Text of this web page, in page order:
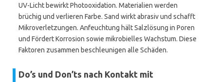
UV-Licht bewirkt Photooxidation. Materialien werden
brüchig und verlieren Farbe. Sand wirkt abrasiv und schafft
Mikroverletzungen. Anfeuchtung hält Salzlösung in Poren
und Fördert Korrosion sowie mikrobielles Wachstum. Diese
Faktoren zusammen beschleunigen alle Schäden.
Do’s und Don’ts nach Kontakt mit